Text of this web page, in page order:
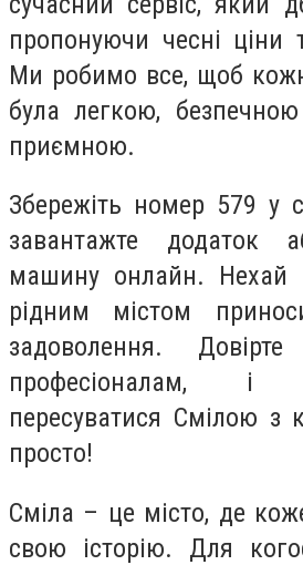
пропонуючи чесні ціни
Ми робимо все, щоб
була легкою,
приємною.
Збережіть номер 579 у
завантажте додаток
машину онлайн. Нехай
рідним містом
задоволення.
професіоналам, і
пересуватися Смілою
просто!
Сміла – це місто, де
свою історію. Для